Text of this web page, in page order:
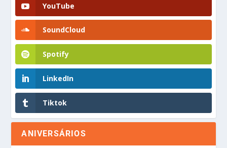
YouTube
SoundCloud
Spotify
LinkedIn
Tiktok
ANIVERSÁRIOS